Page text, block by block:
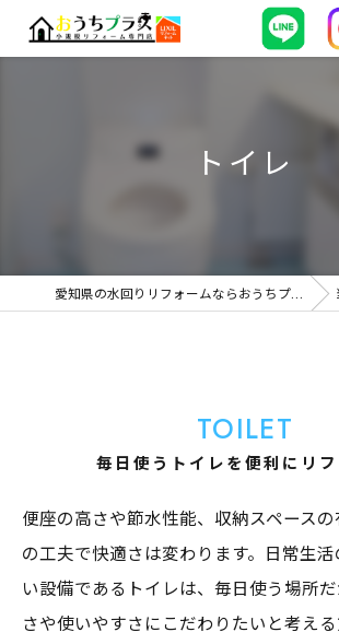
トイレ
愛知県の水回りリフォームならおうちプラス
毎日使うトイレを便利にリ
TOILET
便座の高さや節水性能、収納スペース
の工夫で快適さは変わります。日常生
い設備であるトイレは、毎日使う場所
さや使いやすさにこだわりたいと考え